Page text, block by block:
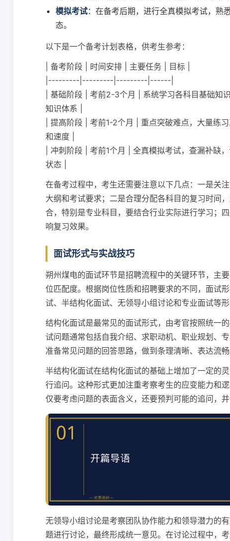
模拟考试：在备考后期，进行全真模拟考试，熟
态。
以下是一个备考计划表格，供考生参考：
| 备考阶段 | 时间安排 | 主要任务 | 目标 |
|---------|---------|---------|------|
| 基础阶段 | 考前2-3个月 | 系统学习各科目基础知
知识体系 |
| 提高阶段 | 考前1-2个月 | 重点突破难点，大量练
和速度 |
| 冲刺阶段 | 考前1个月 | 全真模拟考试，查漏补缺
状态 |
在备考过程中，考生还需要注意以下几点：一是关
大纲和考试要求；二是合理分配各科目的复习时间
合，特别是专业科目，要结合行业实际进行学习；
响复习效果。
面试形式与实战技巧
朔州煤电的面试环节是招聘流程中的关键环节，主
位匹配度。根据岗位性质和招聘要求的不同，面试
试、半结构化面试、无领导小组讨论和专业面试等形
结构化面试是最常见的面试形式，由考官按照统一
试问题通常包括自我介绍、求职动机、职业规划、
准备常见问题的回答思路，做到条理清晰、表达流畅
半结构化面试在结构化面试的基础上增加了一定的
行追问。这种形式更加注重考察考生的应变能力和
仅要考虑问题的表面含义，还要预判可能的追问，并
无领导小组讨论是考察团队协作能力和领导潜力的
题进行讨论，最终形成统一意见。在讨论过程中，